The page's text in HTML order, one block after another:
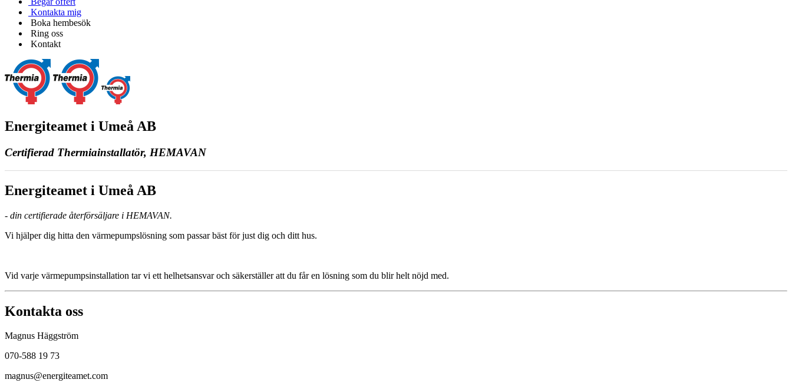
Kontakta mig
Boka hembesök
Ring oss
Kontakt
Energiteamet i Umeå AB
Certifierad Thermiainstallatör, HEMAVAN
Energiteamet i Umeå AB
- din certifierade återförsäljare i HEMAVAN.
Vi hjälper dig hitta den värmepumpslösning som passar bäst för just dig och ditt hus.
Vid varje värmepumpsinstallation tar vi ett helhetsansvar och säkerställer att du får en lösning som du blir helt nöjd med.
Kontakta oss
Magnus Häggström
070-588 19 73
magnus@energiteamet.com